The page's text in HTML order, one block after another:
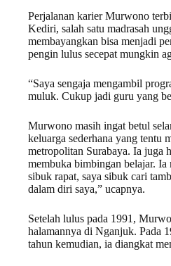
Perjalanan karier Murwono
Kediri, salah satu madrasah
membayangkan bisa menjadi
pengin lulus secepat mungkin
“Saya sengaja mengambil
muluk. Cukup jadi guru yang
Murwono masih ingat betul
keluarga sederhana yang tentu
metropolitan Surabaya. Ia juga
membuka bimbingan belajar.
sibuk rapat, saya sibuk cari
dalam diri saya,” ucapnya.
Setelah lulus pada 1991,
halamannya di Nganjuk. Pada
tahun kemudian, ia diangkat